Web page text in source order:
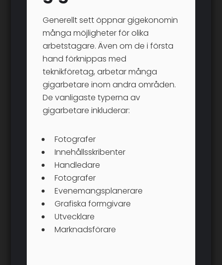
Generellt sett öppnar gigekonomin
många möjligheter för olika
arbetstagare. Även om de i första
hand förknippas med
teknikföretag, arbetar många
gigarbetare inom andra områden.
De vanligaste typerna av
gigarbetare inkluderar:
Fotografer
Innehållsskribenter
Handledare
Fotografer
Evenemangsplanerare
Grafiska formgivare
Utvecklare
Marknadsförare